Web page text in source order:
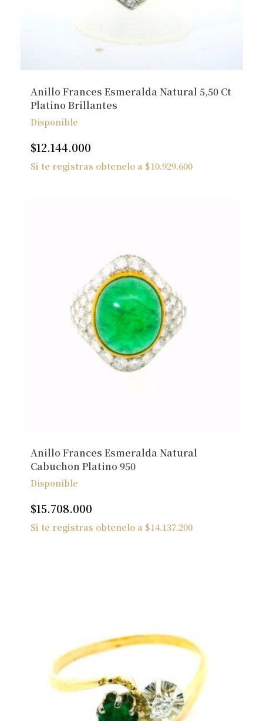
Anillo Frances Esmeralda Natural 5,50 Ct
Platino Brillantes
Disponible
$12.144.000
Si te registras obtenelo a $10.929.600
Anillo Frances Esmeralda Natural
Cabuchon Platino 950
Disponible
$15.708.000
Si te registras obtenelo a $14.137.200